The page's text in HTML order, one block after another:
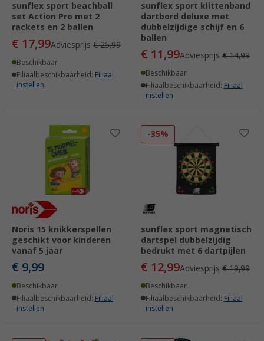
sunflex sport beachball
set Action Pro met 2
rackets en 2 ballen
€ 17,99Adviesprijs € 25,99
Beschikbaar
Filiaalbeschikbaarheid: Filiaal
instellen
sunflex sport klittenband
dartbord deluxe met
dubbelzijdige schijf en 6
ballen
€ 11,99Adviesprijs € 14,99
Beschikbaar
Filiaalbeschikbaarheid: Filiaal
instellen
Noris 15 knikkerspellen
geschikt voor kinderen
vanaf 5 jaar
€ 9,99
Beschikbaar
Filiaalbeschikbaarheid: Filiaal
instellen
-35%
sunflex sport magnetisch
dartspel dubbelzijdig
bedrukt met 6 dartpijlen
€ 12,99Adviesprijs € 19,99
Beschikbaar
Filiaalbeschikbaarheid: Filiaal
instellen